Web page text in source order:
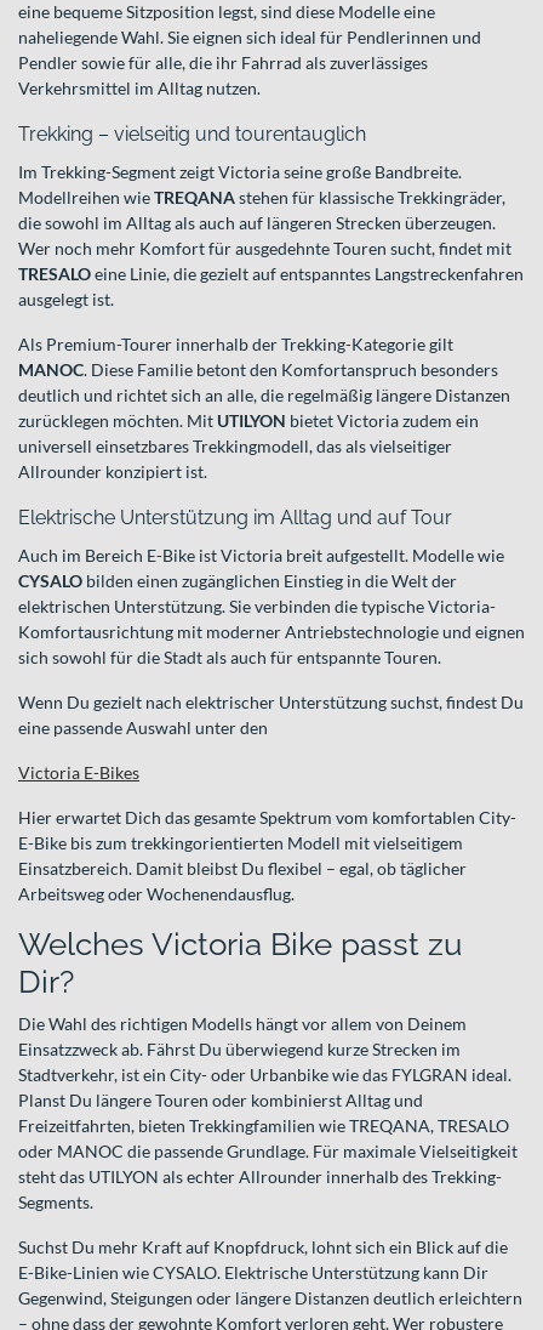
eine bequeme Sitzposition legst, sind diese Modelle eine
naheliegende Wahl. Sie eignen sich ideal für Pendlerinnen und
Pendler sowie für alle, die ihr Fahrrad als zuverlässiges
Verkehrsmittel im Alltag nutzen.
Trekking – vielseitig und tourentauglich
Im Trekking-Segment zeigt Victoria seine große Bandbreite.
Modellreihen wieTREQANAstehen für klassische Trekkingräder,
die sowohl im Alltag als auch auf längeren Strecken überzeugen.
Wer noch mehr Komfort für ausgedehnte Touren sucht, findet mit
TRESALOeine Linie, die gezielt auf entspanntes Langstreckenfahren
ausgelegt ist.
Als Premium-Tourer innerhalb der Trekking-Kategorie gilt
MANOC. Diese Familie betont den Komfortanspruch besonders
deutlich und richtet sich an alle, die regelmäßig längere Distanzen
zurücklegen möchten. Mit UTILYON bietet Victoria zudem ein
universell einsetzbares Trekkingmodell, das als vielseitiger
Allrounder konzipiert ist.
Elektrische Unterstützung im Alltag und auf Tour
Auch im Bereich E-Bike ist Victoria breit aufgestellt. Modelle wie
CYSALO bilden einen zugänglichen Einstieg in die Welt der
elektrischen Unterstützung. Sie verbinden die typische Victoria-
Komfortausrichtung mit moderner Antriebstechnologie und eignen
sich sowohl für die Stadt als auch für entspannte Touren.
Wenn Du gezielt nach elektrischer Unterstützung suchst, findest Du
eine passende Auswahl unter den
Victoria E-Bikes
Hier erwartet Dich das gesamte Spektrum vom komfortablen City-
E-Bike bis zum trekkingorientierten Modell mit vielseitigem
Einsatzbereich. Damit bleibst Du flexibel – egal, ob täglicher
Arbeitsweg oder Wochenendausflug.
Welches Victoria Bike passt zu
Dir?
Die Wahl des richtigen Modells hängt vor allem von Deinem
Einsatzzweck ab. Fährst Du überwiegend kurze Strecken im
Stadtverkehr, ist ein City- oder Urbanbike wie das FYLGRAN ideal.
Planst Du längere Touren oder kombinierst Alltag und
Freizeitfahrten, bieten Trekkingfamilien wie TREQANA, TRESALO
oder MANOC die passende Grundlage. Für maximale Vielseitigkeit
steht das UTILYON als echter Allrounder innerhalb des Trekking-
Segments.
Suchst Du mehr Kraft auf Knopfdruck, lohnt sich ein Blick auf die
E-Bike-Linien wie CYSALO. Elektrische Unterstützung kann Dir
Gegenwind, Steigungen oder längere Distanzen deutlich erleichtern
– ohne dass der gewohnte Komfort verloren geht. Wer robustere